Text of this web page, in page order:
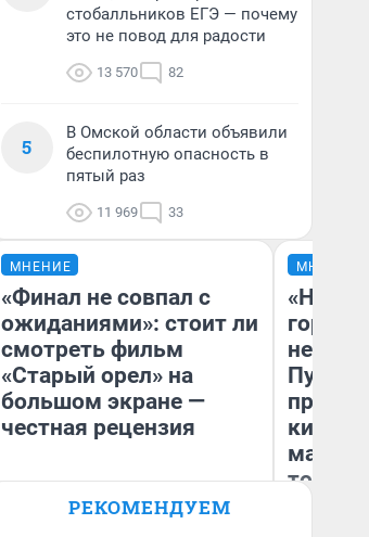
стобалльников ЕГЭ — почему
это не повод для радости
13 570 82
5
В Омской области объявили
беспилотную опасность в
пятый раз
11 969 33
МНЕНИЕ
«Финал не совпал с
ожиданиями»: стоит ли
смотреть фильм
«Старый орел» на
большом экране —
честная рецензия
Надежда Губарь
МНЕНИЕ
«Нет
того
РЕКОМЕНДУЕМ